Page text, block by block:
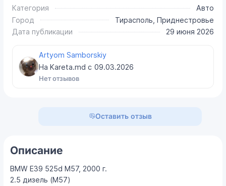
Категория
Авто
Город
Тирасполь, Приднестровье
Дата публикации
29 июня 2026
Artyom Samborskiy
На Kareta.md с 09.03.2026
Нет отзывов
Оставить отзыв
Описание
BMW E39 525d M57, 2000 г.
2.5 дизель (M57)